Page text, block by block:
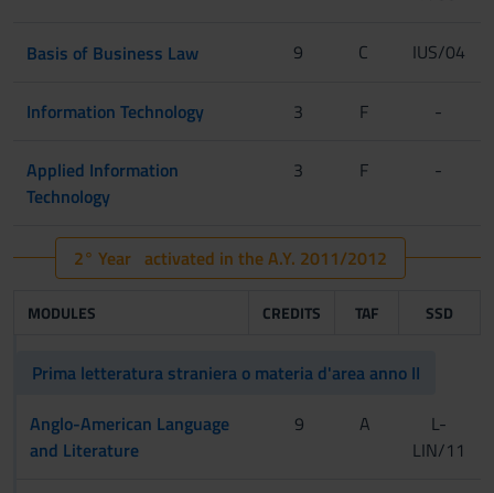
Basis of Business Law 9 C IUS/04
Information Technology 3 F -
Applied Information
Technology
3 F -
2° Year activated in the A.Y. 2011/2012
MODULES CREDITS TAF SSD
Prima letteratura straniera o materia d'area anno II
Anglo-American Language
and Literature
9 A
L-
LIN/11